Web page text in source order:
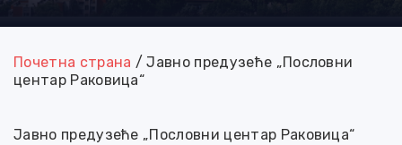
Почетна страна /Јавно предузеће „Пословни
центар Раковица“
Јавно предузеће „Пословни центар Раковица“